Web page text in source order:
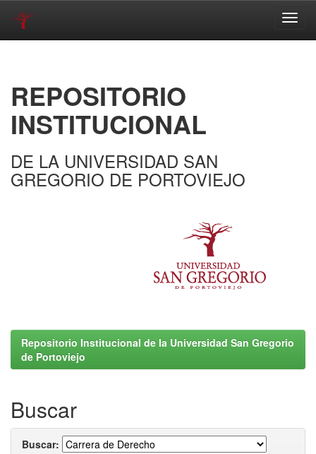
REPOSITORIO
INSTITUCIONAL
DE LA UNIVERSIDAD SAN
GREGORIO DE PORTOVIEJO
Repositorio Institucional de la Universidad San Gregorio
de Portoviejo
Buscar
Buscar: